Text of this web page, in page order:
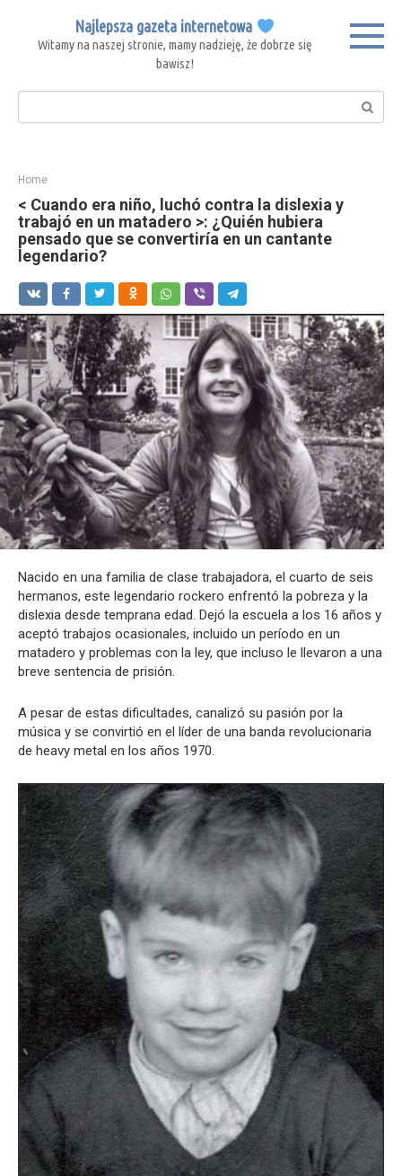
content
Najlepsza gazeta internetowa
Witamy na naszej stronie, mamy nadzieję, że dobrze się
bawisz!
Search:
Home
< Cuando era niño, luchó contra la dislexia y
trabajó en un matadero >: ¿Quién hubiera
pensado que se convertiría en un cantante
legendario?
Nacido en una familia de clase trabajadora, el cuarto de seis
hermanos, este legendario rockero enfrentó la pobreza y la
dislexia desde temprana edad. Dejó la escuela a los 16 años y
aceptó trabajos ocasionales, incluido un período en un
matadero y problemas con la ley, que incluso le llevaron a una
breve sentencia de prisión.
A pesar de estas dificultades, canalizó su pasión por la
música y se convirtió en el líder de una banda revolucionaria
de heavy metal en los años 1970.